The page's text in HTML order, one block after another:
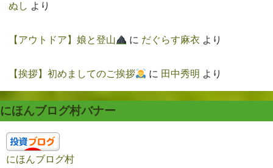
ぬし より
【アウトドア】娘と登山 に だぐらす麻衣 より
【挨拶】初めましてのご挨拶 に 田中秀明 より
にほんブログ村バナー
にほんブログ村